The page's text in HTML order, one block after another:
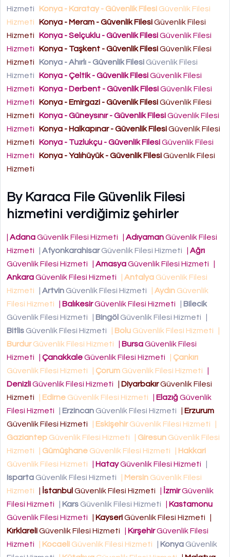
Hizmeti
Konya - Karatay - Güvenlik Filesi Güvenlik Filesi
Hizmeti
Konya - Meram - Güvenlik FilesiGüvenlik Filesi
Hizmeti
Konya - Selçuklu - Güvenlik FilesiGüvenlik Filesi
Hizmeti
Konya - Taşkent - Güvenlik FilesiGüvenlik Filesi
Hizmeti
Konya - Ahırlı - Güvenlik Filesi Güvenlik Filesi
Hizmeti
Konya - Çeltik - Güvenlik FilesiGüvenlik Filesi
Hizmeti
Konya - Derbent - Güvenlik FilesiGüvenlik Filesi
Hizmeti
Konya - Emirgazi - Güvenlik FilesiGüvenlik Filesi
Hizmeti
Konya - Güneysınır - Güvenlik FilesiGüvenlik Filesi
Hizmeti
Konya - Halkapınar - Güvenlik FilesiGüvenlik Filesi
Hizmeti
Konya - Tuzlukçu - Güvenlik FilesiGüvenlik Filesi
Hizmeti
Konya - Yalıhüyük - Güvenlik FilesiGüvenlik Filesi
Hizmeti
By Karaca File Güvenlik Filesi
hizmetini verdiğimiz şehirler
AdanaGüvenlik Filesi Hizmeti AdıyamanGüvenlik Filesi
Hizmeti
AfyonkarahisarGüvenlik Filesi Hizmeti
Ağrı
Güvenlik Filesi Hizmeti
AmasyaGüvenlik Filesi Hizmeti
AnkaraGüvenlik Filesi Hizmeti Antalya Güvenlik Filesi
Hizmeti
Artvin Güvenlik Filesi Hizmeti Aydın Güvenlik
Filesi Hizmeti
BalıkesirGüvenlik Filesi Hizmeti
Bilecik
Güvenlik Filesi Hizmeti
Bingöl Güvenlik Filesi Hizmeti
Bitlis Güvenlik Filesi Hizmeti Bolu Güvenlik Filesi Hizmeti
BurdurGüvenlik Filesi Hizmeti BursaGüvenlik Filesi
Hizmeti
ÇanakkaleGüvenlik Filesi Hizmeti
Çankırı
Güvenlik Filesi Hizmeti
Çorum Güvenlik Filesi Hizmeti
DenizliGüvenlik Filesi Hizmeti DiyarbakırGüvenlik Filesi
Hizmeti
Edirne Güvenlik Filesi Hizmeti ElazığGüvenlik
Filesi Hizmeti
Erzincan Güvenlik Filesi Hizmeti
Erzurum
Güvenlik Filesi Hizmeti
EskişehirGüvenlik Filesi Hizmeti
Gaziantep Güvenlik Filesi Hizmeti Giresun Güvenlik Filesi
Hizmeti
Gümüşhane Güvenlik Filesi Hizmeti
Hakkari
Güvenlik Filesi Hizmeti
HatayGüvenlik Filesi Hizmeti
Isparta Güvenlik Filesi Hizmeti Mersin Güvenlik Filesi
Hizmeti
İstanbul Güvenlik Filesi Hizmeti İzmirGüvenlik
Filesi Hizmeti
Kars Güvenlik Filesi Hizmeti
Kastamonu
Güvenlik Filesi Hizmeti
KayseriGüvenlik Filesi Hizmeti
KırklareliGüvenlik Filesi Hizmeti KırşehirGüvenlik Filesi
Hizmeti
Kocaeli Güvenlik Filesi Hizmeti Konya Güvenlik